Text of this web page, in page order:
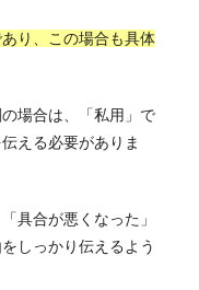
り、この場合も具体
場合は、「私用」で
える必要がありま
具合が悪くなった」
しっかり伝えるよう